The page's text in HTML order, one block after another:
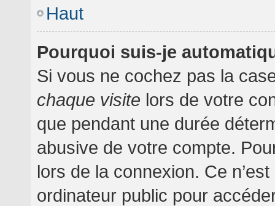
Haut
Pourquoi suis-je
Si vous ne cochez pas la
chaque visite lors de votre
que pendant une durée
abusive de votre compte.
lors de la connexion. Ce
ordinateur public pour